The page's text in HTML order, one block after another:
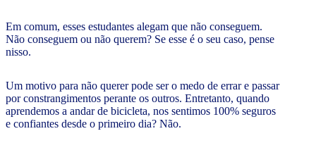
Em comum, esses estudantes alegam que não conseguem.
Não conseguem ou não querem? Se esse é o seu caso, pense
nisso.
Um motivo para não querer pode ser o medo de errar e passar
por constrangimentos perante os outros. Entretanto, quando
aprendemos a andar de bicicleta, nos sentimos 100% seguros
e confiantes desde o primeiro dia? Não.